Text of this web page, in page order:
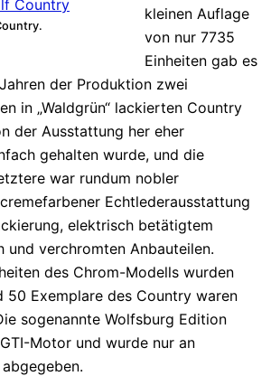
kleinen Auflage
von nur 7735
Einheiten gab es
der Produktion zwei
in „Waldgrün“ lackierten Country
der Ausstattung her eher
gehalten wurde, und die
war rundum nobler
Echtlederausstattung
elektrisch betätigtem
und verchromten Anbauteilen.
des Chrom-Modells wurden
50 Exemplare des Country waren
sogenannte Wolfsburg Edition
Motor und wurde nur an